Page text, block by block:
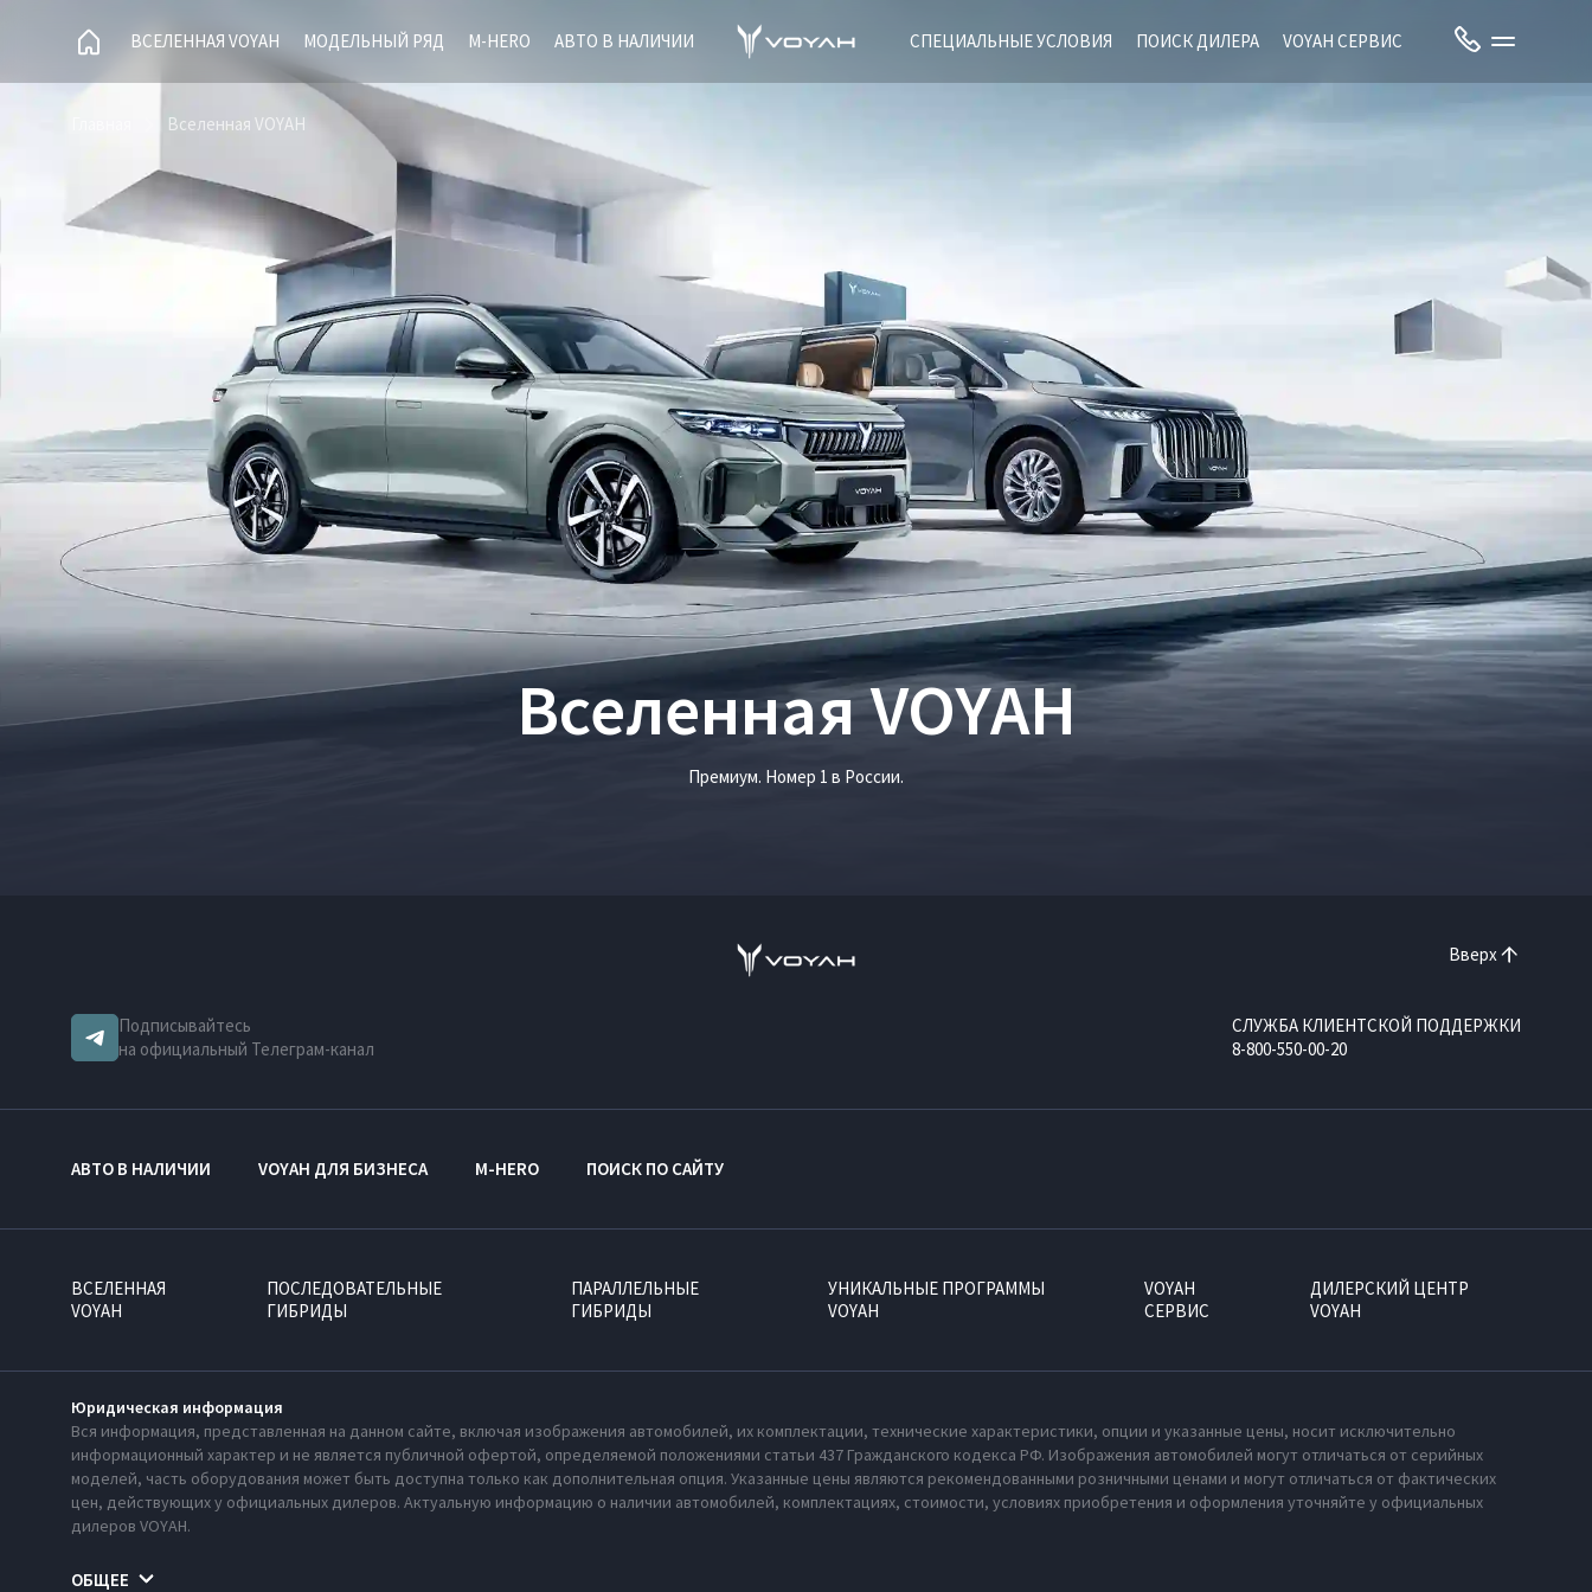
ВСЕЛЕННАЯ VOYAH МОДЕЛЬНЫЙ РЯД M-HERO АВТО В НАЛИЧИИ СПЕЦИАЛЬНЫЕ УСЛОВИЯ ПОИСК ДИЛЕРА VOYAH СЕРВИС
Вселенная VOYAH
Вселенная VOYAH
Премиум. Номер 1 в России.
Вверх
Подписывайтесь
на официальный Телеграм-канал
СЛУЖБА КЛИЕНТСКОЙ ПОДДЕРЖКИ
8-800-550-00-20
АВТО В НАЛИЧИИ VOYAH ДЛЯ БИЗНЕСА M-HERO ПОИСК ПО САЙТУ
ВСЕЛЕННАЯ
VOYAH
ПОСЛЕДОВАТЕЛЬНЫЕ
ГИБРИДЫ
ПАРАЛЛЕЛЬНЫЕ
ГИБРИДЫ
УНИКАЛЬНЫЕ ПРОГРАММЫ
VOYAH
VOYAH
СЕРВИС
ДИЛЕРСКИЙ ЦЕНТР
VOYAH
Юридическая информация
Вся информация, представленная на данном сайте, включая изображения автомобилей, их комплектации, технические характеристики, опции и указанные цены, носит исключительно
информационный характер и не является публичной офертой, определяемой положениями статьи 437 Гражданского кодекса РФ. Изображения автомобилей могут отличаться от серийных
моделей, часть оборудования может быть доступна только как дополнительная опция. Указанные цены являются рекомендованными розничными ценами и могут отличаться от фактических
цен, действующих у официальных дилеров. Актуальную информацию о наличии автомобилей, комплектациях, стоимости, условиях приобретения и оформления уточняйте у официальных
дилеров VOYAH.
ОБЩЕЕ